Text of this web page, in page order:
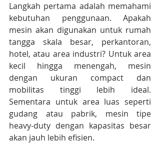
Langkah pertama adalah memahami
kebutuhan penggunaan. Apakah
mesin akan digunakan untuk rumah
tangga skala besar, perkantoran,
hotel, atau area industri? Untuk area
kecil hingga menengah, mesin
dengan ukuran compact dan
mobilitas tinggi lebih ideal.
Sementara untuk area luas seperti
gudang atau pabrik, mesin tipe
heavy-duty dengan kapasitas besar
akan jauh lebih efisien.